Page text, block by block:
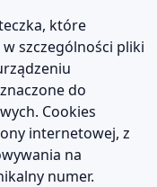
które
szczególności pliki
do
Cookies
internetowej, z
na
numer.